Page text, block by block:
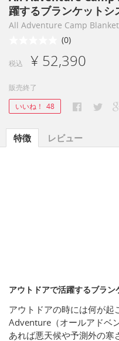
躍するブランケットシ
All Adventure Camp
(0)
税込 ¥ 52,390
販売終了
いいね！ 48
特徴 レビュー
アウトドアで活躍するブラン
アウトドアの時には何が起
Adventure（オールアドベ
あれば悪天候や予測外の寒